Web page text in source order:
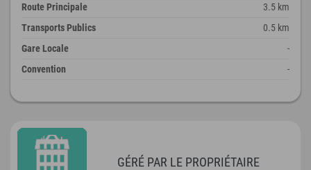
Route Principale
3.5 km
Transports Publics
0.5 km
Gare Locale
-
Convention
-
GÉRÉ PAR LE PROPRIÉTAIRE